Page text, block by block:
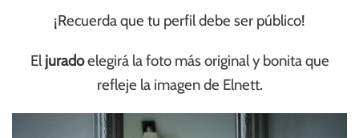
¡Recuerda que tu perfil debe ser público!
Eljuradoelegirá la foto más original y bonita que
refleje la imagen de Elnett.